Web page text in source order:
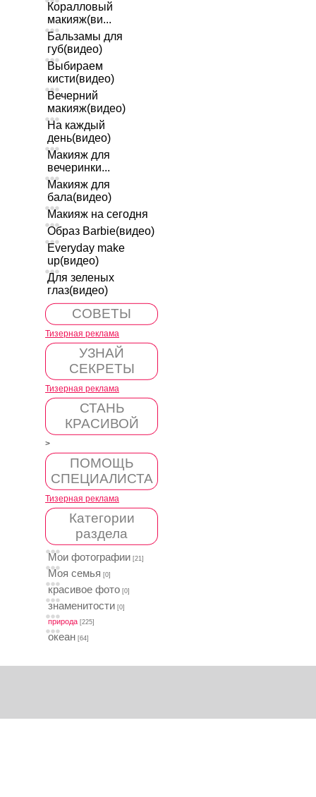
Коралловый
макияж(ви...
Бальзамы для
губ(видео)
Выбираем
кисти(видео)
Вечерний
макияж(видео)
На каждый
день(видео)
Макияж для
вечеринки...
Макияж для
бала(видео)
Макияж на сегодня
Образ Barbie(видео)
Everyday make
up(видео)
Для зеленых
глаз(видео)
СОВЕТЫ
Тизерная реклама
УЗНАЙ
СЕКРЕТЫ
Тизерная реклама
СТАНЬ
КРАСИВОЙ
>
ПОМОЩЬ
СПЕЦИАЛИСТА
Тизерная реклама
Категории
раздела
Мои фотографии [21]
Моя семья [0]
красивое фото [0]
знаменитости [0]
природа [225]
океан [64]